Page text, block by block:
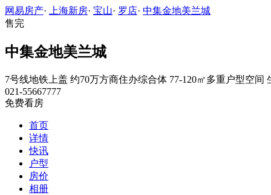
网易房产· 上海新房· 宝山· 罗店· 中集金地美兰城
售完
中集金地美兰城
7号线地铁上盖 约70万方商住办综合体 77-120㎡多重户型空间
021-55667777
免费看房
首页
详情
快讯
户型
房价
相册